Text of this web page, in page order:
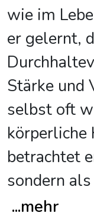
wie im
er gelernt,
Stärke und
selbst oft
körperliche
betrachtet
sondern
...mehr